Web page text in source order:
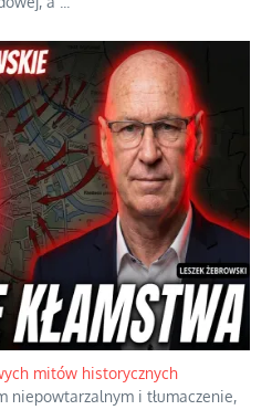
braku rozsądku
jest skłonność do
moralnych, w tym
a...